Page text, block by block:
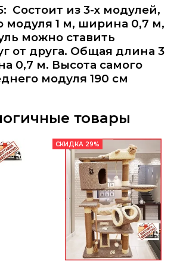
Состоит из 3-х модулей,
модуля 1 м, ширина 0,7 м,
можно ставить
от друга. Общая длина 3
0,7 м. Высота самого
модуля 190 см
товары
СКИДКА 29%